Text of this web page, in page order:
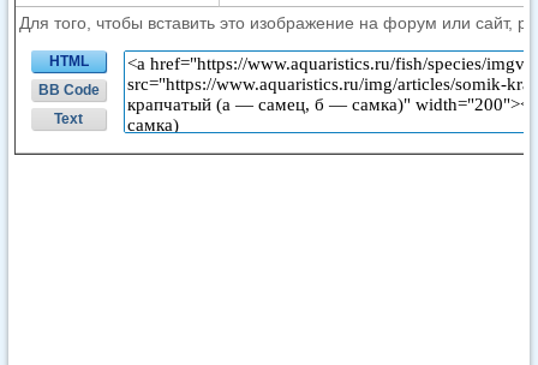
Для того, чтобы вставить это изображение на форум или сайт,
HTML
BB Code
Text